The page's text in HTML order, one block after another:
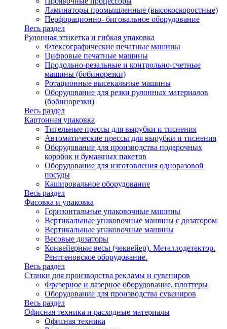
Ламинаторы промышленные (высокоскоростные)
Перфорационно- биговальное оборудование
Весь раздел
Рулонная этикетка и гибкая упаковка
Флексографические печатные машины
Цифровые печатные машины
Продольно-резальные и контрольно-счетные
машины (бобинорезки)
Ротационные высекальные машины
Оборудование для резки рулонных материалов
(бобинорезки)
Весь раздел
Картонная упаковка
Тигельные прессы для вырубки и тиснения
Автоматические прессы для вырубки и тиснения
Оборудование для производства подарочных
коробок и бумажных пакетов
Оборудование для изготовления одноразовой
посуды
Кашировальное оборудование
Весь раздел
Фасовка и упаковка
Горизонтальные упаковочные машины
Вертикальные упаковочные машины с дозатором
Вертикальные упаковочные машины
Весовые дозаторы
Конвейерные весы (чеквейер). Металлодетектор.
Рентгеновское оборудование.
Весь раздел
Станки для производства рекламы и сувениров
Фрезерное и лазерное оборудование, плоттеры
Оборудование для производства сувениров
Весь раздел
Офисная техника и расходные материалы
Офисная техника